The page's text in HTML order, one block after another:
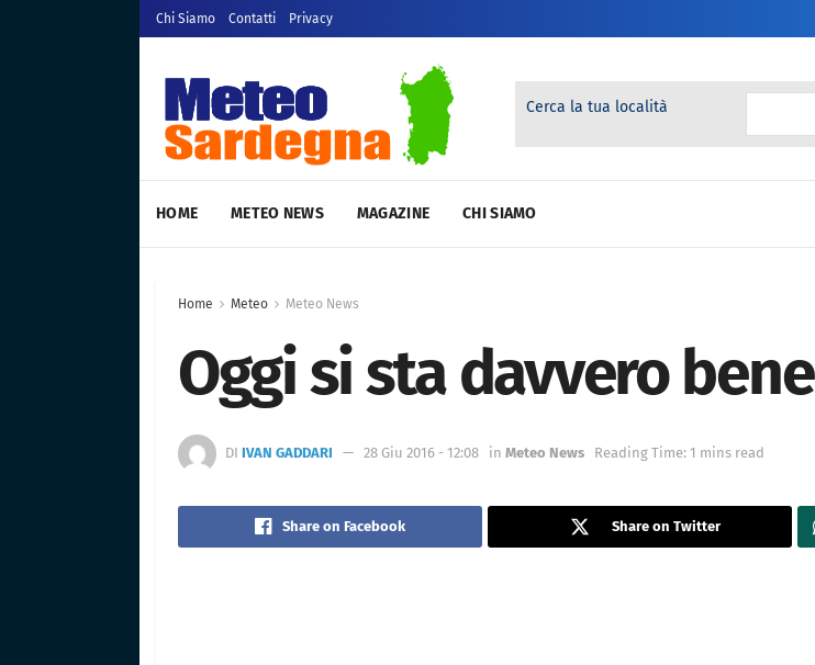
Chi Siamo Contatti Privacy
Cerca la tua località
HOME METEO NEWS MAGAZINE CHI SIAMO
Home Meteo Meteo News
Oggi si sta davvero bene
DI IVAN GADDARI 28 Giu 2016 - 12:08 in Meteo News Reading Time: 1 mins read
Share on Facebook Share on Twitter